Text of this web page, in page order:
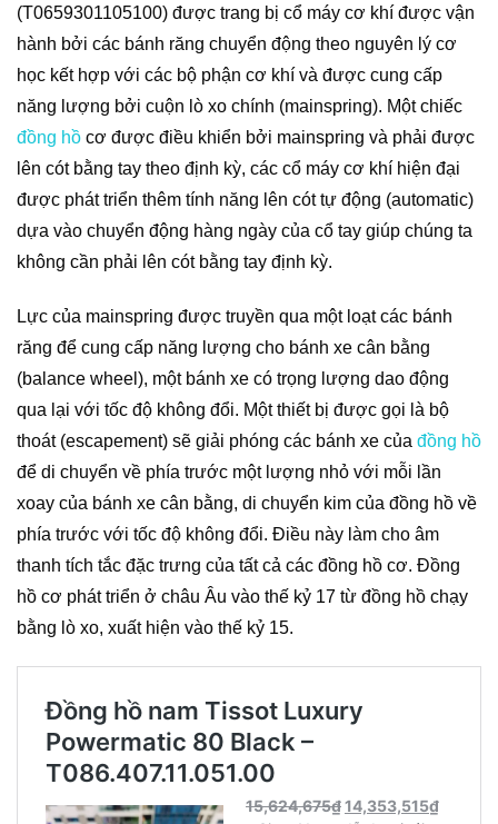
(T0659301105100) được trang bị cổ máy cơ khí được vận
hành bởi các bánh răng chuyển động theo nguyên lý cơ
học kết hợp với các bộ phận cơ khí và được cung cấp
năng lượng bởi cuộn lò xo chính (mainspring). Một chiếc
đồng hồ cơ được điều khiển bởi mainspring và phải được
lên cót bằng tay theo định kỳ, các cổ máy cơ khí hiện đại
được phát triển thêm tính năng lên cót tự động (automatic)
dựa vào chuyển động hàng ngày của cổ tay giúp chúng ta
không cần phải lên cót bằng tay định kỳ.
Lực của mainspring được truyền qua một loạt các bánh
răng để cung cấp năng lượng cho bánh xe cân bằng
(balance wheel), một bánh xe có trọng lượng dao động
qua lại với tốc độ không đổi. Một thiết bị được gọi là bộ
thoát (escapement) sẽ giải phóng các bánh xe của đồng hồ
để di chuyển về phía trước một lượng nhỏ với mỗi lần
xoay của bánh xe cân bằng, di chuyển kim của đồng hồ về
phía trước với tốc độ không đổi. Điều này làm cho âm
thanh tích tắc đặc trưng của tất cả các đồng hồ cơ. Đồng
hồ cơ phát triển ở châu Âu vào thế kỷ 17 từ đồng hồ chạy
bằng lò xo, xuất hiện vào thế kỷ 15.